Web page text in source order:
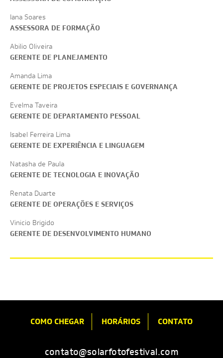
Iana Soares
ASSESSORA DE FORMAÇÃO
Abilio Oliveira
GERENTE DE PLANEJAMENTO
Amanda Lima
GERENTE DE PROJETOS ESPECIAIS E GOVERNANÇA
Evelma Taveira
GERENTE DE DEPARTAMENTO PESSOAL
Isabel Ferreira Lima
GERENTE DE EXPERIÊNCIA E LINGUAGEM
Natasha de Paula
GERENTE DE TECNOLOGIA E INOVAÇÃO
Renata Duarte
GERENTE DE OPERAÇÕES E SERVIÇOS
Vinicio Brigido
GERENTE DE DESENVOLVIMENTO HUMANO
COMO CHEGAR HORÁRIOS CONTATO
contato@solarfotofestival.com